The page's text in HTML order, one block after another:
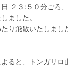
２３:５０分ごろ
ました。
り飛散いたしま
ると、トンガリ